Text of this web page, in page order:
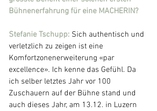
Bühnenerfahrung für eine MACHERIN?
Stefanie Tschupp: Sich authentisch und
verletzlich zu zeigen ist eine
Komfortzonenerweiterung «par
excellence». Ich kenne das Gefühl. Da
ich selber letztes Jahr vor 100
Zuschauern auf der Bühne stand und
auch dieses Jahr, am 13.12. in Luzern